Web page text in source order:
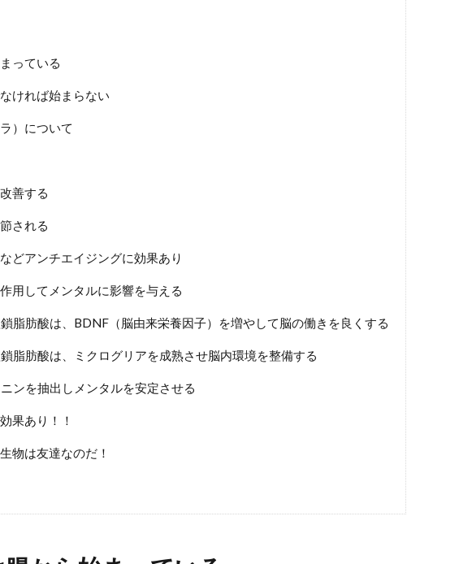
っている
ければ始まらない
）について
善する
される
どアンチエイジングに効果あり
用してメンタルに影響を与える
脂肪酸は、BDNF（脳由来栄養因子）を増やして脳の働きを良くする
脂肪酸は、ミクログリアを成熟させ脳内環境を整備する
ンを抽出しメンタルを安定させる
果あり！！
物は友達なのだ！